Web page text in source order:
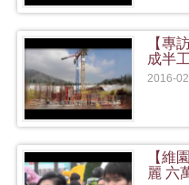
【專
成半
2016-
【維
麗 六